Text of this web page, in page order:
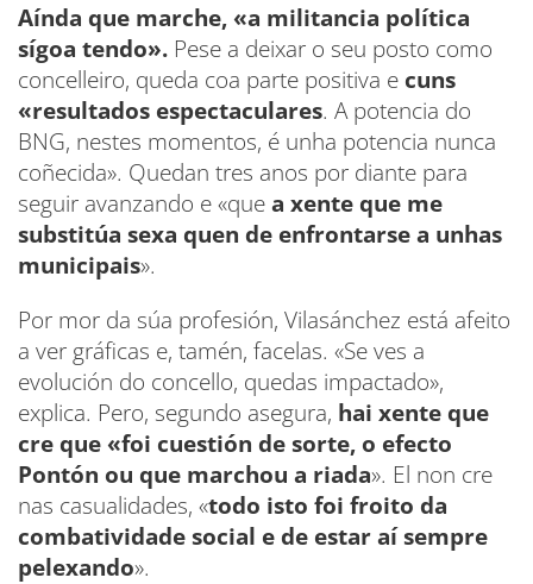
Aínda que marche, «a militancia política
sígoa tendo». Pese a deixar o seu posto como
concelleiro, queda coa parte positiva e cuns
«resultados espectaculares. A potencia do
BNG, nestes momentos, é unha potencia nunca
coñecida». Quedan tres anos por diante para
seguir avanzando e «quea xente que me
substitúa sexa quen de enfrontarse a unhas
municipais».
Por mor da súa profesión, Vilasánchez está afeito
a ver gráficas e, tamén, facelas. «Se ves a
evolución do concello, quedas impactado»,
explica. Pero, segundo asegura, hai xente que
cre que «foi cuestión de sorte, o efecto
Pontón ou que marchou a riada». El non cre
nas casualidades, «todo isto foi froito da
combatividade social e de estar aí sempre
pelexando».